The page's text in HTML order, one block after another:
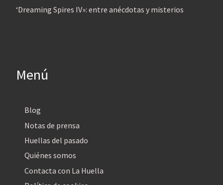
‘Dreaming Spires IV»: entre anécdotas y misterios
Menú
Blog
Notas de prensa
Huellas del pasado
Quiénes somos
Contacta con La Huella